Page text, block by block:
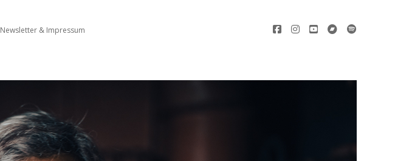
Newsletter & Impressum facebookinstagram
youtubebandcamp